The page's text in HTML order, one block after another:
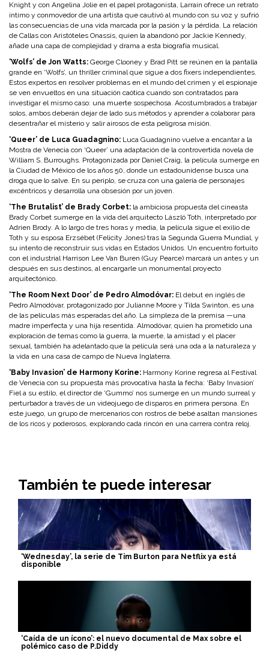
Knight y con Angelina Jolie en el papel protagonista, Larraín ofrece un retrato
íntimo y conmovedor de una artista que cautivó al mundo con su voz y sufrió
las consecuencias de una vida marcada por la pasión y la pérdida. La relación
de Callas con Aristóteles Onassis, quien la abandonó por Jackie Kennedy,
añade una capa de complejidad y drama a esta biografía musical.
‘Wolfs’ de Jon Watts: George Clooney y Brad Pitt se reúnen en la pantalla
grande en ‘Wolfs’, un thriller criminal que sigue a dos fixers independientes.
Estos expertos en resolver problemas en el mundo del crimen y el espionaje
se ven envueltos en una situación caótica cuando son contratados para
investigar el mismo caso: una muerte sospechosa. Acostumbrados a trabajar
solos, ambos deberán dejar de lado sus métodos y aprender a colaborar para
desentrañar el misterio y salir airosos de esta peligrosa misión.
‘Queer’ de Luca Guadagnino: Luca Guadagnino vuelve a encantar a la
Mostra de Venecia con ‘Queer’ una adaptación de la controvertida novela de
William S. Burroughs. Protagonizada por Daniel Craig, la película sumerge en
la Ciudad de México de los años 50, donde un estadounidense busca una
droga que lo salve. En su periplo, se cruza con una galería de personajes
excéntricos y desarrolla una obsesión por un joven.
‘The Brutalist’ de Brady Corbet: la ambiciosa propuesta del cineasta
Brady Corbet sumerge en la vida del arquitecto László Toth, interpretado por
Adrien Brody. A lo largo de tres horas y media, la película sigue el exilio de
Toth y su esposa Erzsébet (Felicity Jones) tras la Segunda Guerra Mundial, y
su intento de reconstruir sus vidas en Estados Unidos. Un encuentro fortuito
con el industrial Harrison Lee Van Buren (Guy Pearce) marcará un antes y un
después en sus destinos, al encargarle un monumental proyecto
arquitectónico.
‘The Room Next Door’ de Pedro Almodóvar: El debut en inglés de
Pedro Almodóvar, protagonizado por Julianne Moore y Tilda Swinton, es una
de las películas más esperadas del año. La simpleza de la premisa —una
madre imperfecta y una hija resentida. Almodóvar, quien ha prometido una
exploración de temas como la guerra, la muerte, la amistad y el placer
sexual, también ha adelantado que la película será una oda a la naturaleza y
la vida en una casa de campo de Nueva Inglaterra.
‘Baby Invasion’ de Harmony Korine: Harmony Korine regresa al Festival
de Venecia con su propuesta más provocativa hasta la fecha: ‘Baby Invasion’
Fiel a su estilo, el director de ‘Gummo’ nos sumerge en un mundo surreal y
perturbador a través de un videojuego de disparos en primera persona. En
este juego, un grupo de mercenarios con rostros de bebé asaltan mansiones
de los ricos y poderosos, explorando cada rincón en una carrera contra reloj.
También te puede interesar
‘Wednesday’, la serie de Tim Burton para Netflix ya está
disponible
‘Caída de un ícono’: el nuevo documental de Max sobre el
polémico caso de P.Diddy